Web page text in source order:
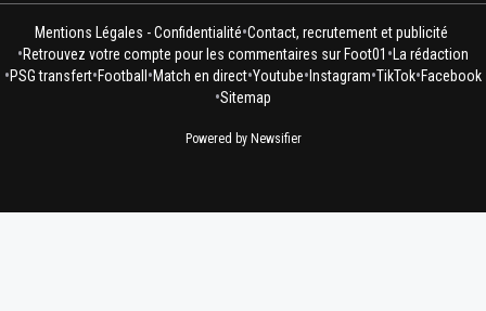
Mentions Légales - Confidentialité•Contact, recrutement et publicité
•Retrouvez votre compte pour les commentaires sur Foot01 • La rédaction
•PSG transfert•Football •Match en direct•Youtube• Instagram•TikTok•Facebook
•Sitemap
Powered by Newsifier